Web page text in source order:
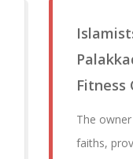
Fitness
The
faiths,